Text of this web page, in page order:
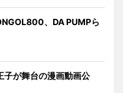
、DA PUMPら
子が舞台の漫画動画公